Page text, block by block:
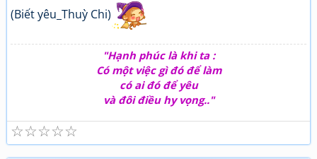
(Biết yêu_Thuỳ Chi)
"Hạnh phúc là khi ta :
Có một việc gì đó để làm
có ai đó để yêu
và đôi điều hy vọng.."
☆
☆
☆
☆
☆